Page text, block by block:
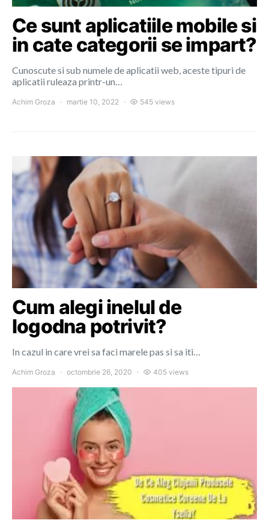
Ce sunt aplicatiile mobile si
in cate categorii se impart?
Cunoscute si sub numele de aplicatii web, aceste tipuri de
aplicatii ruleaza printr-un…
Achim Groza martie 10, 2022 545 views
Cum alegi inelul de
logodna potrivit?
In cazul in care vrei sa faci marele pas si sa iti…
Achim Groza octombrie 26, 2020 405 views